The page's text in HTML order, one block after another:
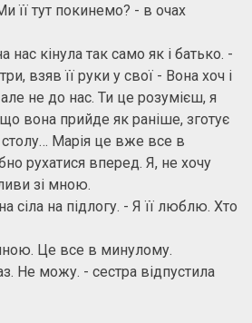
її тут покинемо? - в очах
кінула так само як і батько. -
взяв її руки у свої - Вона хоч і
не до нас. Ти це розумієш, я
вона прийде як раніше, зготує
Марія це вже все в
рухатися вперед. Я, не хочу
зі мною.
сіла на підлогу. - Я її люблю. Хто
Це все в минулому.
Не можу. - сестра відпустила